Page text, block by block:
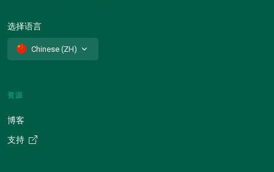
选择语言
Chinese (ZH)
资源
博客
支持